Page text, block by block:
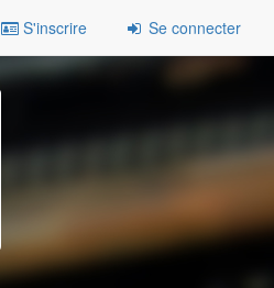
S'inscrire Se connecter